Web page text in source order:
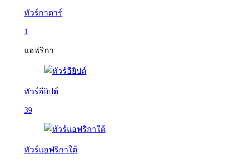
ทัวร์กาตาร์
1
แอฟริกา
ทัวร์อียิปต์
39
ทัวร์แอฟริกาใต้